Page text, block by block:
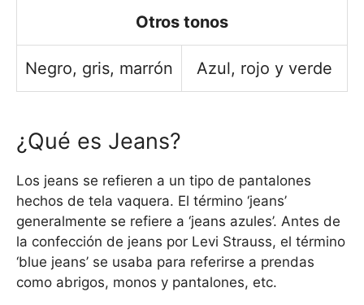
Otros tonos
Negro, gris, marrón Azul, rojo y verde
¿Qué es Jeans?
Los jeans se refieren a un tipo de pantalones
hechos de tela vaquera. El término ‘jeans’
generalmente se refiere a ‘jeans azules’. Antes de
la confección de jeans por Levi Strauss, el término
‘blue jeans’ se usaba para referirse a prendas
como abrigos, monos y pantalones, etc.